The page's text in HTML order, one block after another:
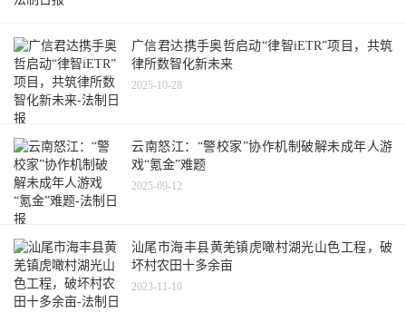
广信君达携手奥哲启动“律智iETR”项目，共筑
律所数智化新未来
2025-10-28
云南怒江：“警校家”协作机制破解未成年人游
戏“氪金”难题
2025-09-12
汕尾市海丰县黄羌镇虎噉村湖光山色工程，破
坏村农田十多余亩
2023-11-10